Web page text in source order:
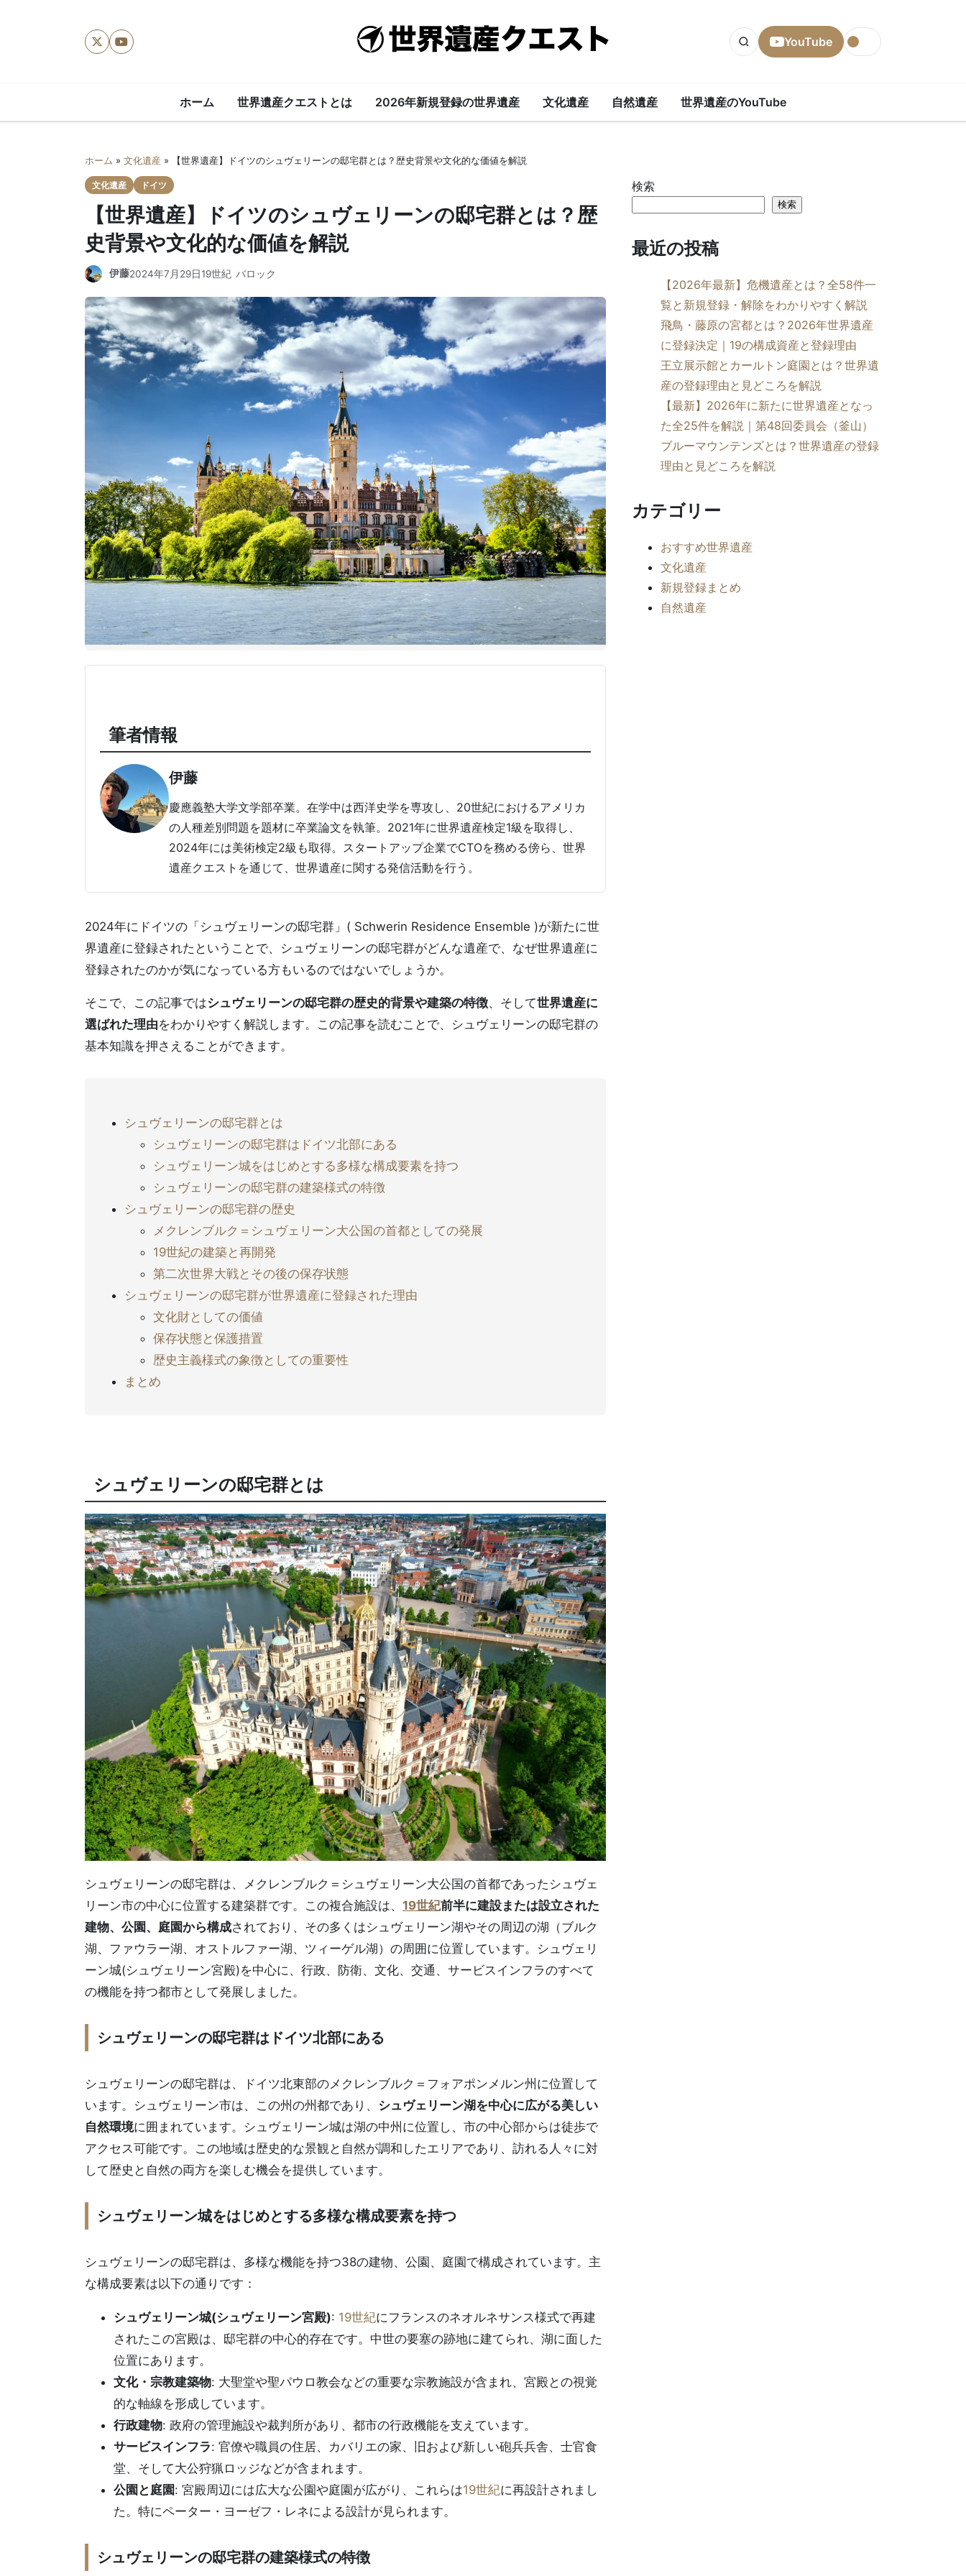
X YouTube
世
遺
エ
World
Heritage
Quest-
YouTube
ホーム 世界遺産クエストとは 2026年新規登録の世界遺産 文化遺産 自然遺産 世界遺産のYouTube
ホーム » 文化遺産 » 【世界遺産】ドイツのシュヴェリーンの邸宅群とは？歴史背景や文化的な価値を解説
文化遺産 ドイツ
【世界遺産】ドイツのシュヴェリーンの邸宅群とは？歴
史背景や文化的な価値を解説
伊藤2024年7月29日19世紀 バロック
筆者情報
伊藤
慶應義塾大学文学部卒業。在学中は西洋史学を専攻し、20世紀におけるアメリカ
の人種差別問題を題材に卒業論文を執筆。2021年に世界遺産検定1級を取得し、
2024年には美術検定2級も取得。スタートアップ企業でCTOを務める傍ら、世界
遺産クエストを通じて、世界遺産に関する発信活動を行う。
2024年にドイツの「シュヴェリーンの邸宅群」( Schwerin Residence Ensemble )が新たに世
界遺産に登録されたということで、シュヴェリーンの邸宅群がどんな遺産で、なぜ世界遺産に
登録されたのかが気になっている方もいるのではないでしょうか。
そこで、この記事ではシュヴェリーンの邸宅群の歴史的背景や建築の特徴、そして世界遺産に
選ばれた理由をわかりやすく解説します。この記事を読むことで、シュヴェリーンの邸宅群の
基本知識を押さえることができます。
シュヴェリーンの邸宅群とは
シュヴェリーンの邸宅群はドイツ北部にある
シュヴェリーン城をはじめとする多様な構成要素を持つ
シュヴェリーンの邸宅群の建築様式の特徴
シュヴェリーンの邸宅群の歴史
メクレンブルク＝シュヴェリーン大公国の首都としての発展
19世紀の建築と再開発
第二次世界大戦とその後の保存状態
シュヴェリーンの邸宅群が世界遺産に登録された理由
文化財としての価値
保存状態と保護措置
歴史主義様式の象徴としての重要性
まとめ
シュヴェリーンの邸宅群とは
シュヴェリーンの邸宅群は、メクレンブルク＝シュヴェリーン大公国の首都であったシュヴェ
リーン市の中心に位置する建築群です。この複合施設は、 19世紀前半に建設または設立された
建物、公園、庭園から構成されており、その多くはシュヴェリーン湖やその周辺の湖（ブルク
湖、ファウラー湖、オストルファー湖、ツィーゲル湖）の周囲に位置しています。シュヴェリ
ーン城(シュヴェリーン宮殿)を中心に、行政、防衛、文化、交通、サービスインフラのすべて
の機能を持つ都市として発展しました。
シュヴェリーンの邸宅群はドイツ北部にある
シュヴェリーンの邸宅群は、ドイツ北東部のメクレンブルク＝フォアポンメルン州に位置して
います。シュヴェリーン市は、この州の州都であり、 シュヴェリーン湖を中心に広がる美しい
自然環境に囲まれています。シュヴェリーン城は湖の中州に位置し、市の中心部からは徒歩で
アクセス可能です。この地域は歴史的な景観と自然が調和したエリアであり、訪れる人々に対
して歴史と自然の両方を楽しむ機会を提供しています。
シュヴェリーン城をはじめとする多様な構成要素を持つ
シュヴェリーンの邸宅群は、多様な機能を持つ38の建物、公園、庭園で構成されています。主
な構成要素は以下の通りです：
シュヴェリーン城(シュヴェリーン宮殿): 19世紀にフランスのネオルネサンス様式で再建
されたこの宮殿は、邸宅群の中心的存在です。中世の要塞の跡地に建てられ、湖に面した
位置にあります。
文化・宗教建築物: 大聖堂や聖パウロ教会などの重要な宗教施設が含まれ、宮殿との視覚
的な軸線を形成しています。
行政建物: 政府の管理施設や裁判所があり、都市の行政機能を支えています。
サービスインフラ: 官僚や職員の住居、カバリエの家、旧および新しい砲兵兵舎、士官食
堂、そして大公狩猟ロッジなどが含まれます。
公園と庭園: 宮殿周辺には広大な公園や庭園が広がり、これらは19世紀に再設計されまし
た。特にペーター・ヨーゼフ・レネによる設計が見られます。
シュヴェリーンの邸宅群の建築様式の特徴
検索
検索
最近の投稿
【2026年最新】危機遺産とは？全58件一
覧と新規登録・解除をわかりやすく解説
飛鳥・藤原の宮都とは？2026年世界遺産
に登録決定｜19の構成資産と登録理由
王立展示館とカールトン庭園とは？世界遺
産の登録理由と見どころを解説
【最新】2026年に新たに世界遺産となっ
た全25件を解説｜第48回委員会（釜山）
ブルーマウンテンズとは？世界遺産の登録
理由と見どころを解説
カテゴリー
おすすめ世界遺産
文化遺産
新規登録まとめ
自然遺産